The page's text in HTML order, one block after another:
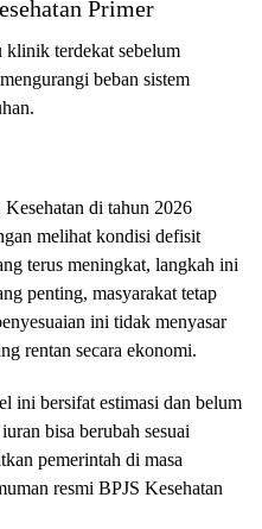
Primer
klinik terdekat sebelum
beban sistem
di tahun 2026
melihat kondisi defisit
terus meningkat, langkah ini
penting, masyarakat tetap
ini tidak menyasar
rentan secara ekonomi.
ini bersifat estimasi dan belum
bisa berubah sesuai
pemerintah di masa
resmi BPJS Kesehatan